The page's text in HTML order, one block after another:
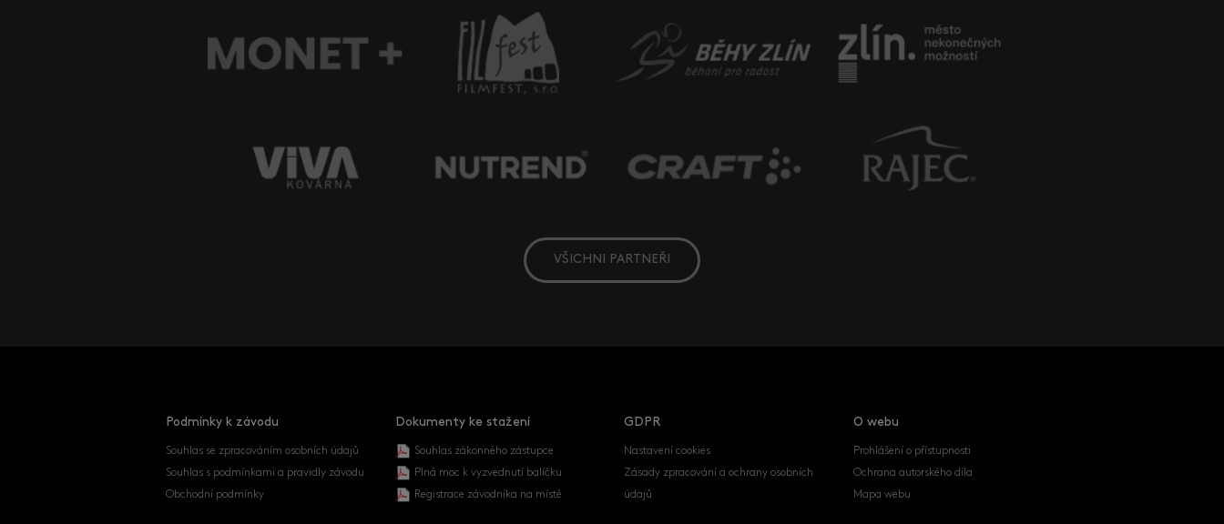
VŠICHNI PARTNEŘI
Podmínky k závodu
Souhlas se zpracováním osobních údajů
Souhlas s podmínkami a pravidly závodu
Obchodní podmínky
Dokumenty ke stažení
Souhlas zákonného zástupce
Plná moc k vyzvednutí balíčku
Registrace závodníka na místě
GDPR
Nastavení cookies
Zásady zpracování a ochrany osobních
údajů
O webu
Prohlášení o přístupnosti
Ochrana autorského díla
Mapa webu